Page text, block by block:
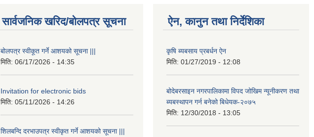
सार्वजनिक खरिद/बोलपत्र सूचना
बोलपत्र स्वीकूत गर्ने आशयको सूचना |||
मिति: 06/17/2026 - 14:35
Invitation for electronic bids
मिति: 05/11/2026 - 14:26
शिलबन्दि दरभाउपत्र स्वीकृत गर्ने आशयको सूचना |||
ऐन, कानुन तथा निर्देशिका
कृषि ब्यबसाय प्रबर्धन ऐन
मिति: 01/27/2019 - 12:08
बोदेबरसाइन नगरपालिकामा विपद जोखिम न्यूनीकरण तथा
ब्यबस्थापन गर्न बनेको बिधेयक-२०७५
मिति: 12/30/2018 - 13:05